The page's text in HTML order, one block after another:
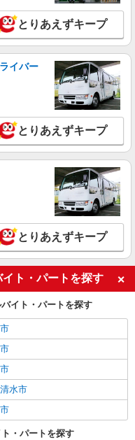
とりあえずキープ
イバー
とりあえずキープ
とりあえずキープ
ト・パートを探す
イト・パートを探す
水市
・パートを探す